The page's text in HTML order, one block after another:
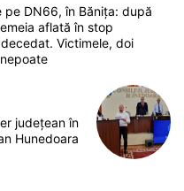
pe DN66, în Bănița: după
aflată în stop
Victimele, doi
județean în
Hunedoara